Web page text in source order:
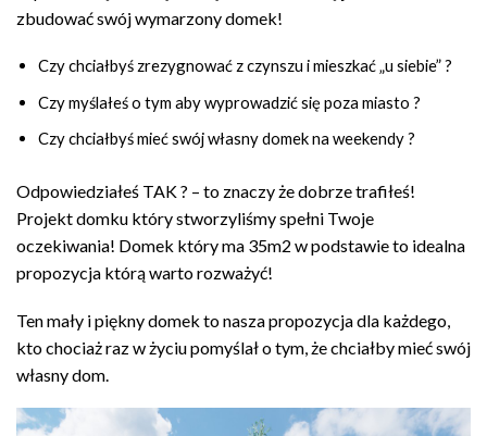
zbudować swój wymarzony domek!
Czy chciałbyś zrezygnować z czynszu i mieszkać „u siebie” ?
Czy myślałeś o tym aby wyprowadzić się poza miasto ?
Czy chciałbyś mieć swój własny domek na weekendy ?
Odpowiedziałeś TAK ? – to znaczy że dobrze trafiłeś!
Projekt domku który stworzyliśmy spełni Twoje
oczekiwania! Domek który ma 35m2 w podstawie to idealna
propozycja którą warto rozważyć!
Ten mały i piękny domek to nasza propozycja dla każdego,
kto chociaż raz w życiu pomyślał o tym, że chciałby mieć swój
własny dom.